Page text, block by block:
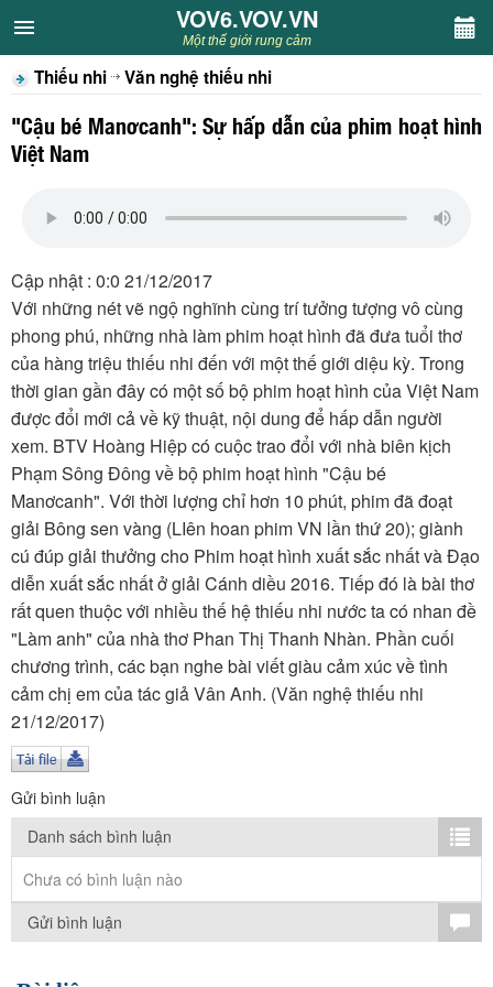
VOV6.VOV.VN
CHUYÊN MỤC
Khách VOV6
Sân khấu
Thiếu nhi
Kết nối VOV6
TÌM KIẾM
Vận hành bởi QI Corp
VOV6.VOV.VN
Một thế giới rung cảm
Thiếu nhi Văn nghệ thiếu nhi
"Cậu bé Manơcanh": Sự hấp dẫn của phim hoạt hình
Việt Nam
Cập nhật : 0:0 21/12/2017
Với những nét vẽ ngộ nghĩnh cùng trí tưởng tượng vô cùng
phong phú, những nhà làm phim hoạt hình đã đưa tuổi thơ
của hàng triệu thiếu nhi đến với một thế giới diệu kỳ. Trong
thời gian gần đây có một số bộ phim hoạt hình của Việt Nam
được đổi mới cả về kỹ thuật, nội dung để hấp dẫn người
xem. BTV Hoàng Hiệp có cuộc trao đổi với nhà biên kịch
Phạm Sông Đông về bộ phim hoạt hình "Cậu bé
Manơcanh". Với thời lượng chỉ hơn 10 phút, phim đã đoạt
giải Bông sen vàng (LIên hoan phim VN lần thứ 20); giành
cú đúp giải thưởng cho Phim hoạt hình xuất sắc nhất và Đạo
diễn xuất sắc nhất ở giải Cánh diều 2016. Tiếp đó là bài thơ
rất quen thuộc với nhiều thế hệ thiếu nhi nước ta có nhan đề
"Làm anh" của nhà thơ Phan Thị Thanh Nhàn. Phần cuối
chương trình, các bạn nghe bài viết giàu cảm xúc về tình
cảm chị em của tác giả Vân Anh. (Văn nghệ thiếu nhi
21/12/2017)
Gửi bình luận
Danh sách bình luận
Chưa có bình luận nào
Gửi bình luận